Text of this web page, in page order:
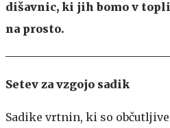
dišavnic, ki jih bomo v
na prosto.
Setev za vzgojo sadik
Sadike vrtnin, ki so